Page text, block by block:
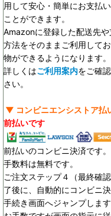
用して安心・簡単にお支払
ことができます。
Amazonに登録した配送先や
方法をそのままご利用して
物ができるようになります。
詳しくはご利用案内をご確
さい。
▼ コンビニエンシストア
前払いです
前払いのコンビニ決済です
手数料は無料です。
ご注文ステップ４（最終確
了後に、自動的にコンビニ
手続き画面へジャンプします